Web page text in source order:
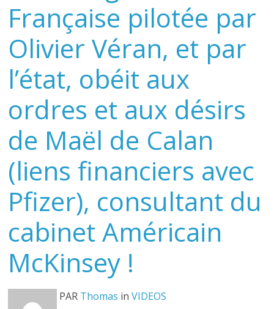
Française pilotée par
Olivier Véran, et par
l’état, obéit aux
ordres et aux désirs
de Maël de Calan
(liens financiers avec
Pfizer), consultant du
cabinet Américain
McKinsey !
PAR Thomas inVIDEOS